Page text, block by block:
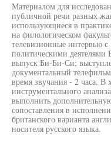
Материалом для
публичной речи разных
использующиеся в
на филологическом
телевизионные интервью
политическими деятелями
выпуск Би-Би-Си;
документальный
время звучания - 2 часа. В
инструментального
выполнить
сопоставления в
британского варианта
носителя русского языка.